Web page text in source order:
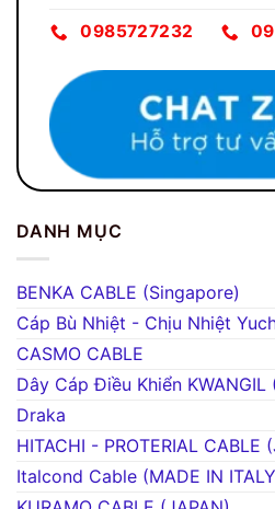
0985727232
DANH MỤC
BENKA CABLE (Singapore)
Cáp Bù Nhiệt - Chịu Nhiệt
CASMO CABLE
Dây Cáp Điều Khiển KWANGIL
Draka
HITACHI - PROTERIAL CABLE
Italcond Cable (MADE IN